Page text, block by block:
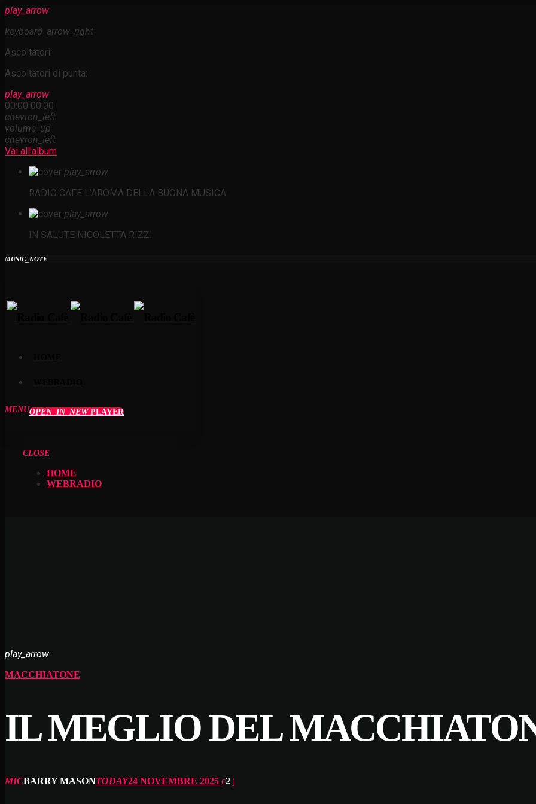
play_arrow
keyboard_arrow_right
Ascoltatori:
Ascoltatori di punta:
play_arrow
00:00 00:00
chevron_left
volume_up
chevron_left
Vai all'album
play_arrow
RADIO CAFE L'AROMA DELLA BUONA MUSICA
play_arrow
IN SALUTE NICOLETTA RIZZI
MUSIC_NOTE
MENUOPEN_IN_NEWPLAYER
CLOSE
HOME
WEBRADIO
play_arrow
MACCHIATONE
IL MEGLIO DEL
MICBARRY MASONTODAY24 NOVEMBRE 2025 2